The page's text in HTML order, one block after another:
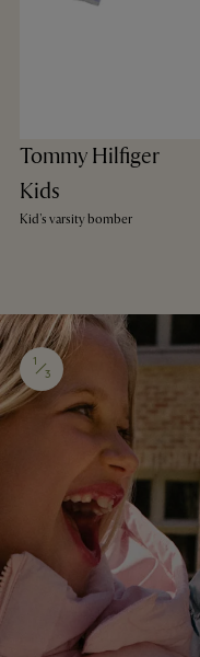
Tommy Hilfiger
Kids
Kid's varsity bomber
1
3